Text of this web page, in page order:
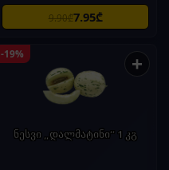
9.90₾7.95₾
-19% +
ნესვი „დალმატინი“ 1 კგ